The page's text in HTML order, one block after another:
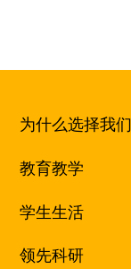
为什么选择我们
教育教学
学生生活
领先科研